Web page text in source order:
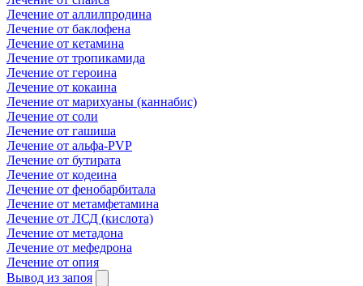
Лечение от аллилпродина
Лечение от баклофена
Лечение от кетамина
Лечение от тропикамида
Лечение от героина
Лечение от кокаина
Лечение от марихуаны (каннабис)
Лечение от соли
Лечение от гашиша
Лечение от альфа-PVP
Лечение от бутирата
Лечение от кодеина
Лечение от фенобарбитала
Лечение от метамфетамина
Лечение от ЛСД (кислота)
Лечение от метадона
Лечение от мефедрона
Лечение от опия
Вывод из запоя